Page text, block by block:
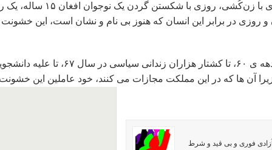
علیه هر انسانی که در این کشور زندگی می کند. روزی با زن‌کُشی،
روزی در برابر این انسان که هنوز بی نام و نشان است، این
زیرا آن ها که در این مملکت مجازات می کنند، خود عاملین این
آزادی فوری و بی قید و شرط